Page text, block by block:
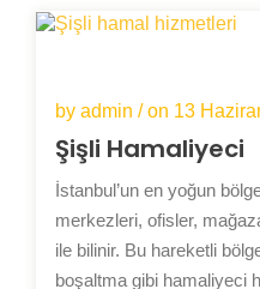
by admin / on 13
Şişli Hamaliyeci
İstanbul’un en yoğun
merkezleri, ofisler,
ile bilinir. Bu hareketli
boşaltma gibi hamaliyeci